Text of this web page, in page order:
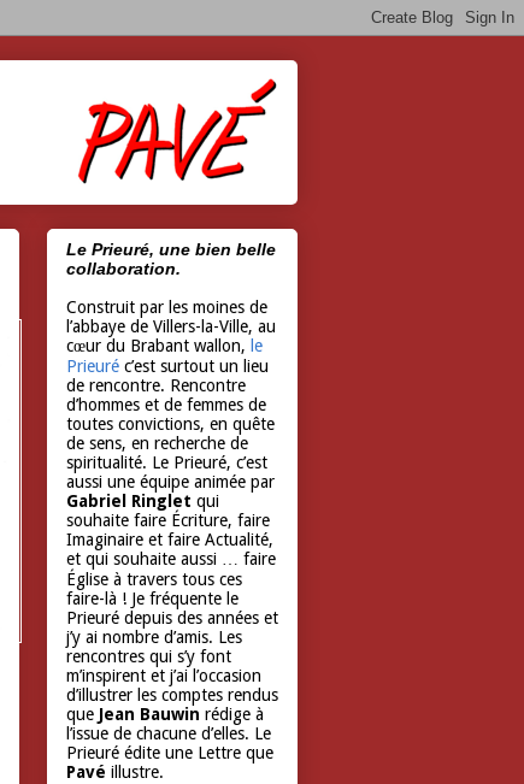
Le Prieuré, une bien belle
collaboration.
Construit par les moines de
l’abbaye de Villers-la-Ville, au
cœur du Brabant wallon, le
Prieuré c’est surtout un lieu
de rencontre. Rencontre
d’hommes et de femmes de
toutes convictions, en quête
de sens, en recherche de
spiritualité. Le Prieuré, c’est
aussi une équipe animée par
Gabriel Ringlet qui
souhaite faire Écriture, faire
Imaginaire et faire Actualité,
et qui souhaite aussi … faire
Église à travers tous ces
faire-là ! Je fréquente le
Prieuré depuis des années et
j’y ai nombre d’amis. Les
rencontres qui s’y font
m’inspirent et j’ai l’occasion
d’illustrer les comptes rendus
que Jean Bauwin rédige à
l’issue de chacune d’elles. Le
Prieuré édite une Lettre que
Pavé illustre.